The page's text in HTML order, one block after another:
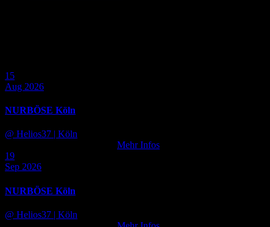
15
Aug 2026
NURBÖSE Köln
@ Helios37 | Köln
Mehr Infos
19
Sep 2026
NURBÖSE Köln
@ Helios37 | Köln